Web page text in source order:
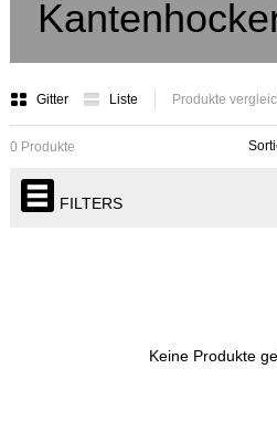
Gitter Liste Produkte
0 Produkte
FILTERS
Keine Produkte